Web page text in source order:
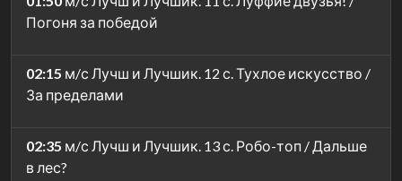
Погоня за победой
02:15 м/с Лучш и Лучшик. 12 с. Тухлое искусство /
За пределами
02:35 м/с Лучш и Лучшик. 13 с. Робо-топ / Дальше
в лес?